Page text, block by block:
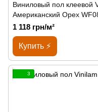
Виниловый пол клеевой
Американский Орех
1 118 грн/м²
Купить ⚡
3